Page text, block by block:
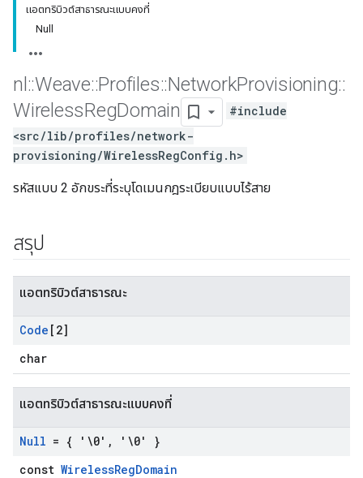
แอตทริบิวต์สาธารณะแบบคงที่
Null
nl ::Weave::Profiles::NetworkProvisioning::
WirelessRegDomain
#include
<src/lib/profiles/network-
provisioning/WirelessRegConfig.h>
รหัสแบบ 2 อักขระที่ระบุโดเมนกฎระเบียบแบบไร้สาย
สรุป
แอตทริบิวต์สาธารณะ
Code [2]
char
แอตทริบิวต์สาธารณะแบบคงที่
Null = { '\0' ,
'\0' }
const WirelessRegDomain